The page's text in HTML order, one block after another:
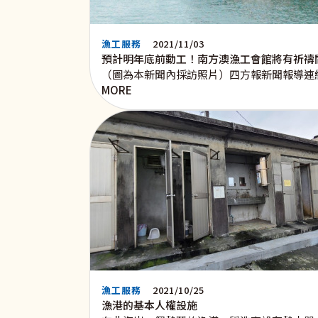
漁工服務 2021/11/03
預計明年底前動工！南方澳漁工會館將有祈禱
（圖為本新聞內採訪照片）四方報新聞報導連
MORE
漁工服務 2021/10/25
漁港的基本人權設施